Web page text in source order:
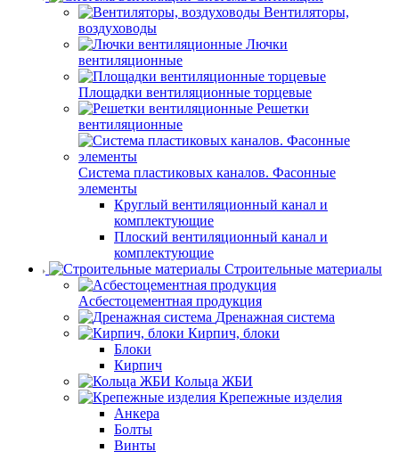
Вентиляторы,
воздуховоды
Лючки
вентиляционные
Площадки вентиляционные торцевые
Решетки
вентиляционные
Система пластиковых каналов. Фасонные
элементы
Круглый вентиляционный канал и
комплектующие
Плоский вентиляционный канал и
комплектующие
Строительные материалы
Асбестоцементная продукция
Дренажная система
Кирпич, блоки
Блоки
Кирпич
Кольца ЖБИ
Крепежные изделия
Анкера
Болты
Винты